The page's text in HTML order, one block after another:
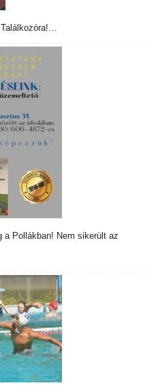
a Pollákban! Nem sikerült az